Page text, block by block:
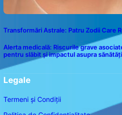
Transformări Astrale: Patru Zodii Care
Alerta medicală: Riscurile grave
pentru slăbit și impactul asupra
Legale
Termeni și Condiții